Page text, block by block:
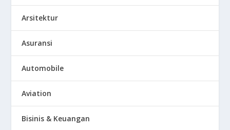
Arsitektur
Asuransi
Automobile
Aviation
Bisinis & Keuangan